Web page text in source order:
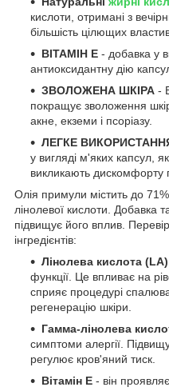
кислоти, отримані з
більшість цілющих
ВІТАМІН Е - добавка у
антиоксидантну дію
ЗВОЛОЖЕНА ШКІРА -
покращує зволоження
акне, екземи і псоріазу.
ЛЕГКЕ
у вигляді м'яких капсул,
викликають дискомфорту
Олія примули містить до
лінолевої кислоти. Добавка
підвищує його вплив.
інгредієнтів:
Лінолева кислота (LA)
функції. Це впливає на
сприяє процедурі
регенерацію шкіри.
Гамма-лінолева
симптоми алергії.
регулює кров'яний тиск.
Вітамін Е - він